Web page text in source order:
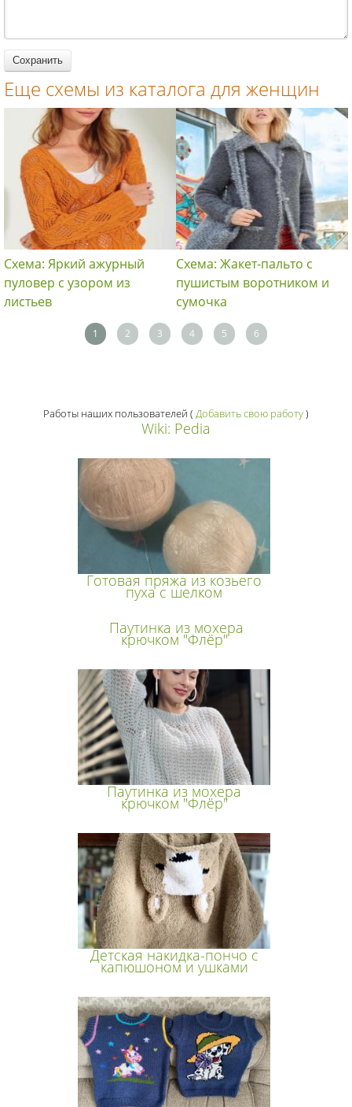
женщин
женщин
Еще схемы из каталога для женщин
Схема: Яркий ажурный
пуловер с узором из
листьев
Схема: Жакет-пальто с
пушистым воротником и
сумочка
1 2 3 4 5 6
Работы наших пользователей ( Добавить свою работу)
Wiki: Pedia
Готовая пряжа из козьего
пуха с шелком
Паутинка из мохера
крючком "Флёр"
Паутинка из мохера
крючком "Флёр"
Детская накидка-пончо с
капюшоном и ушками